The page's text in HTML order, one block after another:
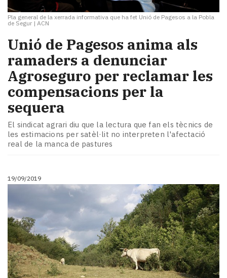
Pla general de la xerrada informativa que ha fet Unió de Pagesos a la Pobla
de Segur | ACN
Unió de Pagesos anima als
ramaders a denunciar
Agroseguro per reclamar les
compensacions per la
sequera
El sindicat agrari diu que la lectura que fan els tècnics de
les estimacions per satèl·lit no interpreten l'afectació
real de la manca de pastures
19/09/2019